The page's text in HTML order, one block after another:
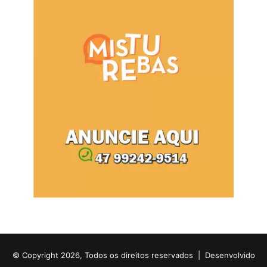
© Copyright 2026, Todos os direitos reservados | Desenvolvido